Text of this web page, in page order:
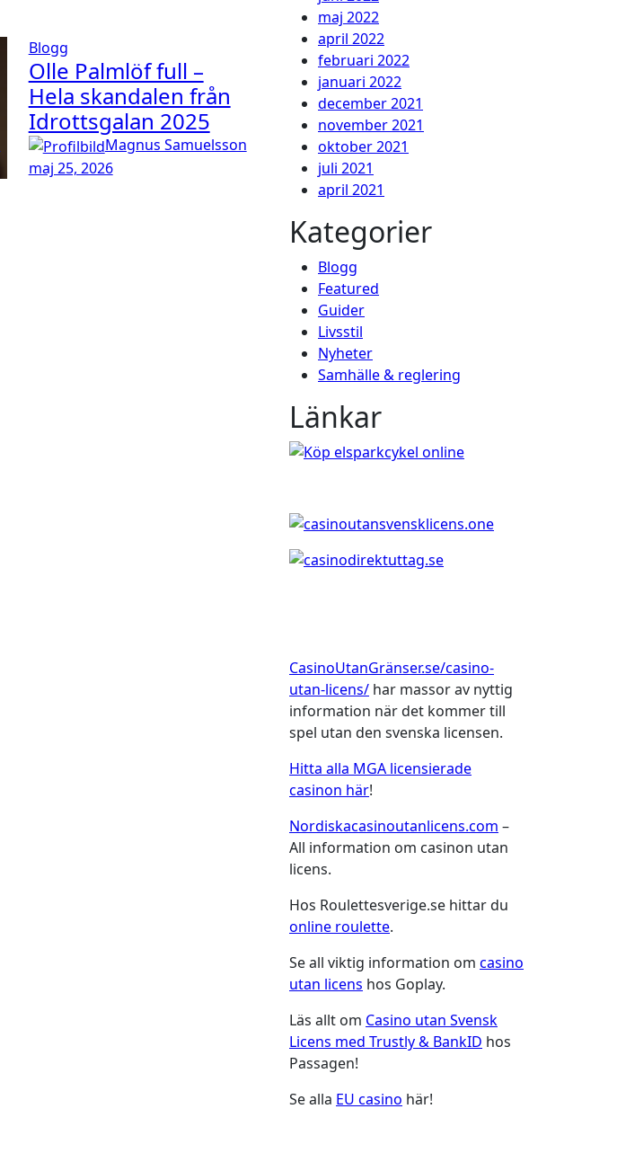
Blogg
Olle Palmlöf full –
Hela skandalen från
Idrottsgalan 2025
Magnus Samuelsson
maj 25, 2026
maj 2022
april 2022
februari 2022
januari 2022
december 2021
november 2021
oktober 2021
juli 2021
april 2021
Kategorier
Blogg
Featured
Guider
Livsstil
Nyheter
Samhälle & reglering
Länkar
CasinoUtanGränser.se/casino-
utan-licens/ har massor av nyttig
information när det kommer till
spel utan den svenska licensen.
Hitta alla MGA licensierade
casinon här!
Nordiskacasinoutanlicens.com –
All information om casinon utan
licens.
Hos Roulettesverige.se hittar du
online roulette.
Se all viktig information om casino
utan licens hos Goplay.
Läs allt om Casino utan Svensk
Licens med Trustly & BankID hos
Passagen!
Se alla EU casino här!